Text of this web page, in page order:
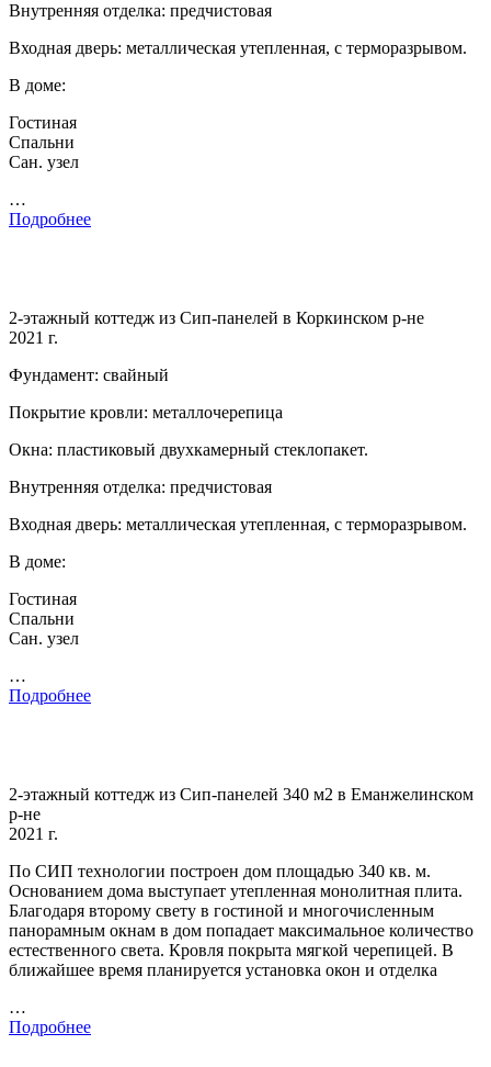
Внутренняя отделка: предчистовая
Входная дверь: металлическая утепленная, с терморазрывом.
В доме:
Гостиная
Спальни
Сан. узел
…
Подробнее
2-этажный коттедж из Сип-панелей в Коркинском р-не
2021 г.
Фундамент: свайный
Покрытие кровли: металлочерепица
Окна: пластиковый двухкамерный стеклопакет.
Внутренняя отделка: предчистовая
Входная дверь: металлическая утепленная, с терморазрывом.
В доме:
Гостиная
Спальни
Сан. узел
…
Подробнее
2-этажный коттедж из Сип-панелей 340 м2 в Еманжелинском
р-не
2021 г.
По СИП технологии построен дом площадью 340 кв. м.
Основанием дома выступает утепленная монолитная плита.
Благодаря второму свету в гостиной и многочисленным
панорамным окнам в дом попадает максимальное количество
естественного света. Кровля покрыта мягкой черепицей. В
ближайшее время планируется установка окон и отделка
…
Подробнее